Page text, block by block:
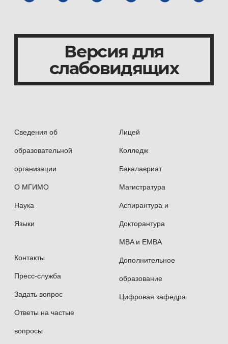
Сведения об
образовательной
организации
О МГИМО
Наука
Языки
Контакты
Пресс-служба
Задать вопрос
Ответы на частые
вопросы
Лицей
Колледж
Бакалавриат
Магистратура
Аспирантура и
Докторантура
MBA и EMBA
Дополнительное
образование
Цифровая кафедра
Версия для
слабовидящих